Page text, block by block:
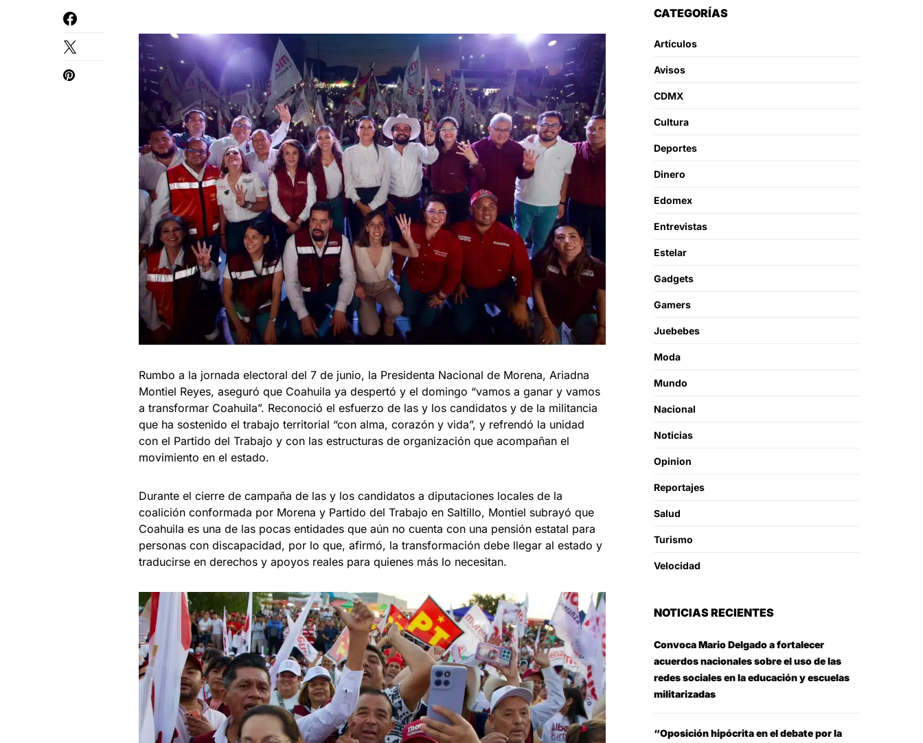
Rumbo a la jornada electoral del 7 de junio, la Presidenta Nacional de Morena, Ariadna
Montiel Reyes, aseguró que Coahuila ya despertó y el domingo “vamos a ganar y vamos
a transformar Coahuila”. Reconoció el esfuerzo de las y los candidatos y de la militancia
que ha sostenido el trabajo territorial “con alma, corazón y vida”, y refrendó la unidad
con el Partido del Trabajo y con las estructuras de organización que acompañan el
movimiento en el estado.
Durante el cierre de campaña de las y los candidatos a diputaciones locales de la
coalición conformada por Morena y Partido del Trabajo en Saltillo, Montiel subrayó que
Coahuila es una de las pocas entidades que aún no cuenta con una pensión estatal para
personas con discapacidad, por lo que, afirmó, la transformación debe llegar al estado y
traducirse en derechos y apoyos reales para quienes más lo necesitan.
CATEGORÍAS
Artículos
Avisos
CDMX
Cultura
Deportes
Dinero
Edomex
Entrevistas
Estelar
Gadgets
Gamers
Juebebes
Moda
Mundo
Nacional
Noticias
Opinion
Reportajes
Salud
Turismo
Velocidad
NOTICIAS RECIENTES
Convoca Mario Delgado a fortalecer
acuerdos nacionales sobre el uso de las
redes sociales en la educación y escuelas
militarizadas
“Oposición hipócrita en el debate por la